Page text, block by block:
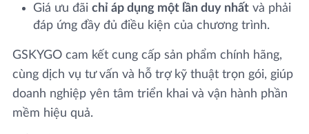
Giá ưu đãi chỉ áp dụng một lần duy nhất và phải
đáp ứng đầy đủ điều kiện của chương trình.
GSKYGO cam kết cung cấp sản phẩm chính hãng,
cùng dịch vụ tư vấn và hỗ trợ kỹ thuật trọn gói, giúp
doanh nghiệp yên tâm triển khai và vận hành phần
mềm hiệu quả.